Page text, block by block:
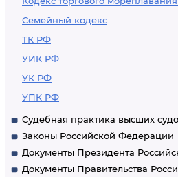
Семейный кодекс
ТК РФ
УИК РФ
УК РФ
УПК РФ
Судебная практика высших
Законы Российской Федерации
Документы Президента
Документы Правительства